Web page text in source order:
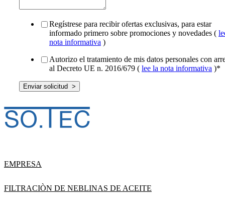
Regístrese para recibir ofertas exclusivas, para estar
informado primero sobre promociones y novedades (
nota informativa )
Autorizo el tratamiento de mis datos personales con
al Decreto UE n. 2016/679 ( lee la nota informativa )*
EMPRESA
FILTRACIÒN DE NEBLINAS DE ACEITE